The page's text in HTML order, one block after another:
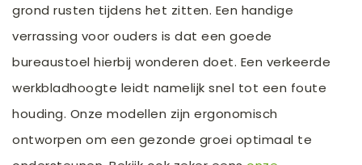
grond rusten tijdens het zitten. Een handige
verrassing voor ouders is dat een goede
bureaustoel hierbij wonderen doet. Een verkeerde
werkbladhoogte leidt namelijk snel tot een foute
houding. Onze modellen zijn ergonomisch
ontworpen om een gezonde groei optimaal te